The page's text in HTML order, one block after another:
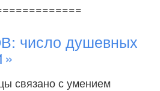
число душевных
связано с умением